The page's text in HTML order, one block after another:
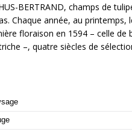
BERTRAND, champs de
Chaque année, au
floraison en 1594 – celle de
–, quatre siècles de